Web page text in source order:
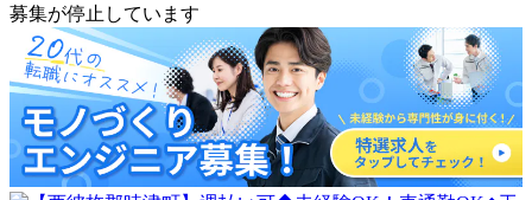
募集が停止しています